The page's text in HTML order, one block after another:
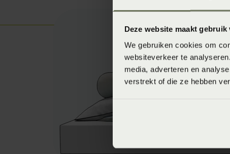
Deze website maakt gebruik
We gebruiken cookies om
websiteverkeer te
media, adverteren en
verstrekt of die ze hebben